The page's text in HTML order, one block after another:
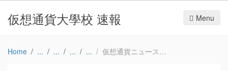
仮想通貨大學校 速報 Menu
Home 仮想通貨ニュース：＜今日の仮想通貨市況＞ウィズダムツリーのビットコインＥＴＦ非承認で失望売り – ニュース・コラム – Y!ファイナンス – Yahoo!ファイナンス